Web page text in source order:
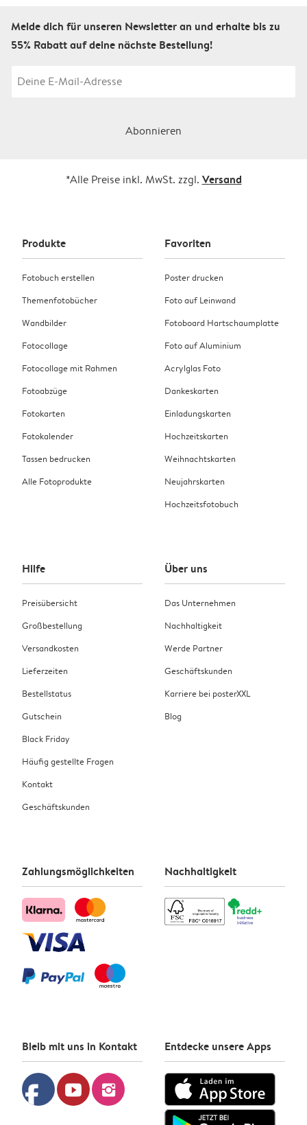
Melde dich für unseren Newsletter an und erhalte bis zu
55% Rabatt auf deine nächste Bestellung!
Abonnieren
*Alle Preise inkl. MwSt. zzgl. Versand
Produkte
Fotobuch erstellen
Themenfotobücher
Wandbilder
Fotocollage
Fotocollage mit Rahmen
Fotoabzüge
Fotokarten
Fotokalender
Tassen bedrucken
Alle Fotoprodukte
Favoriten
Poster drucken
Foto auf Leinwand
Fotoboard Hartschaumplatte
Foto auf Aluminium
Acrylglas Foto
Dankeskarten
Einladungskarten
Hochzeitskarten
Weihnachtskarten
Neujahrskarten
Hochzeitsfotobuch
Hilfe
Preisübersicht
Großbestellung
Versandkosten
Lieferzeiten
Bestellstatus
Gutschein
Black Friday
Häufig gestellte Fragen
Kontakt
Geschäftskunden
Über uns
Das Unternehmen
Nachhaltigkeit
Werde Partner
Geschäftskunden
Karriere bei posterXXL
Blog
Zahlungsmöglichkeiten Nachhaltigkeit
Bleib mit uns in Kontakt
facebook youtube instagram
Entdecke unsere Apps